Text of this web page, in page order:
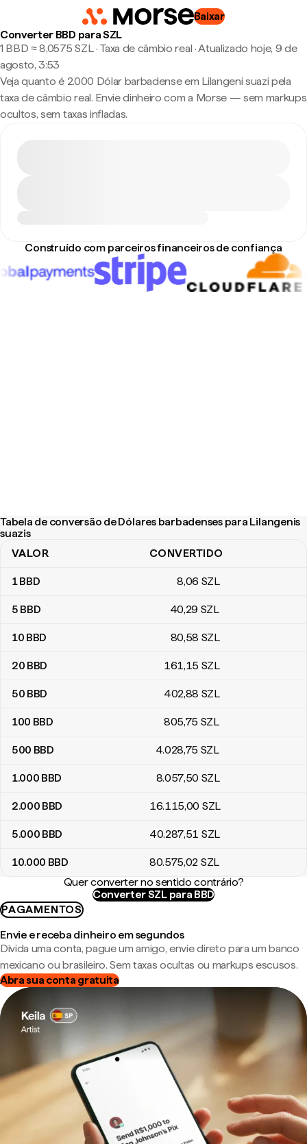
Baixar
Converter BBD para SZL
1 BBD ≈ 8,0575 SZL · Taxa de câmbio real ·Atualizado hoje, 9 de
agosto, 3:53
Veja quanto é 2.000 Dólar barbadense em Lilangeni suazi pela
taxa de câmbio real. Envie dinheiro com a Morse — sem markups
ocultos, sem taxas infladas.
Construído com parceiros financeiros de confiança
Tabela de conversão de Dólares barbadenses para Lilangenis
suazis
Tabela de conversão de Dólares barbadenses para Lilangenis
VALOR CONVERTIDO
1BBD 8,06 SZL
5 BBD 40,29 SZL
10 BBD 80,58 SZL
20 BBD 161,15 SZL
50 BBD 402,88 SZL
100 BBD 805,75 SZL
500 BBD 4.028,75 SZL
1.000 BBD 8.057,50 SZL
2.000 BBD 16.115,00 SZL
5.000 BBD 40.287,51 SZL
10.000 BBD 80.575,02 SZL
Quer converter no sentido contrário?
Converter SZL para BBD
PAGAMENTOS
Envie e receba dinheiro em segundos
Divida uma conta, pague um amigo, envie direto para um banco
mexicano ou brasileiro. Sem taxas ocultas ou markups escusos.
Abra sua conta gratuita